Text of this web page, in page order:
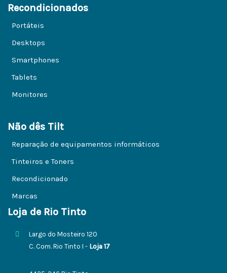
Recondicionados
Portáteis
Desktops
Smartphones
Tablets
Monitores
Não dês Tilt
Reparação de equipamentos informáticos
Tinteiros e Toners
Recondicionado
Marcas
Loja de Rio Tinto
Largo do Mosteiro 120
C. Com. Rio Tinto I - Loja 17